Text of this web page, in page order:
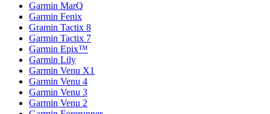
Garmin MarQ
Garmin Fenix
Gramin Tactix 8
Garmin Tactix 7
Garmin Epix™
Garmin Lily
Garmin Venu X1
Garmin Venu 4
Garmin Venu 3
Garmin Venu 2